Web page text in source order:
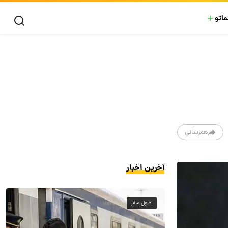
همرسانی
آخرین اخبار
اصول سفر